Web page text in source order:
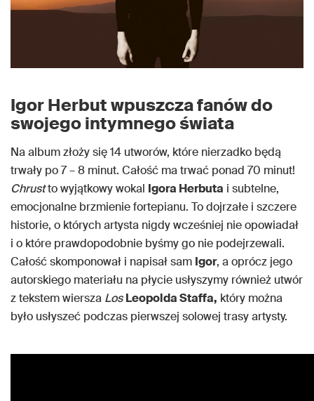
Igor Herbut wpuszcza fanów do
swojego intymnego świata
Na album złoży się 14 utworów, które nierzadko będą
trwały po 7 – 8 minut. Całość ma trwać ponad 70 minut!
Chrustto wyjątkowy wokal Igora Herbuta i subtelne,
emocjonalne brzmienie fortepianu. To dojrzałe i szczere
historie, o których artysta nigdy wcześniej nie opowiadał
i o które prawdopodobnie byśmy go nie podejrzewali.
Całość skomponował i napisał sam Igor, a oprócz jego
autorskiego materiału na płycie usłyszymy również utwór
z tekstem wiersza Los Leopolda Staffa, który można
było usłyszeć podczas pierwszej solowej trasy artysty.